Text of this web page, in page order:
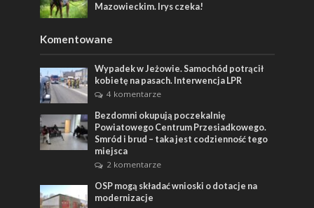
Mazowieckim. Irys czeka!
Komentowane
Wypadek w Jeżowie. Samochód potrącił
kobietę na pasach. Interwencja LPR
4 komentarze
Bezdomni okupują poczekalnię
Powiatowego Centrum Przesiadkowego.
Smród i brud – taka jest codzienność tego
miejsca
2 komentarze
OSP mogą składać wnioski o dotacje na
modernizacje